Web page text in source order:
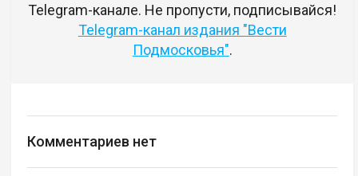
Telegram-канале. Не пропусти, подписывайся!
Telegram-канал издания "Вести
Подмосковья".
Комментариев нет